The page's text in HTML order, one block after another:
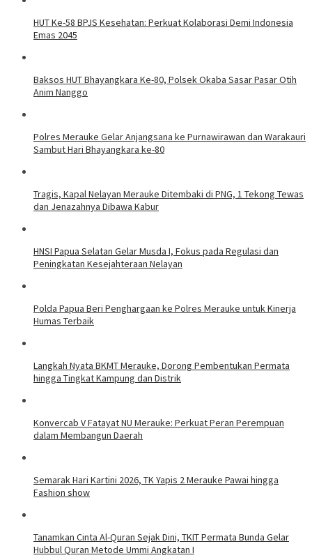
HUT Ke-58 BPJS Kesehatan: Perkuat Kolaborasi Demi Indonesia
Emas 2045
Baksos HUT Bhayangkara Ke-80, Polsek Okaba Sasar Pasar Otih
Anim Nanggo
Polres Merauke Gelar Anjangsana ke Purnawirawan dan Warakauri
Sambut Hari Bhayangkara ke-80
Tragis, Kapal Nelayan Merauke Ditembaki di PNG, 1 Tekong Tewas
dan Jenazahnya Dibawa Kabur
HNSI Papua Selatan Gelar Musda I, Fokus pada Regulasi dan
Peningkatan Kesejahteraan Nelayan
Polda Papua Beri Penghargaan ke Polres Merauke untuk Kinerja
Humas Terbaik
Langkah Nyata BKMT Merauke, Dorong Pembentukan Permata
hingga Tingkat Kampung dan Distrik
​Konvercab V Fatayat NU Merauke: Perkuat Peran Perempuan
dalam Membangun Daerah
​Semarak Hari Kartini 2026, TK Yapis 2 Merauke Pawai hingga
Fashion show
Tanamkan Cinta Al-Quran Sejak Dini, TKIT Permata Bunda Gelar
Hubbul Quran Metode Ummi Angkatan I